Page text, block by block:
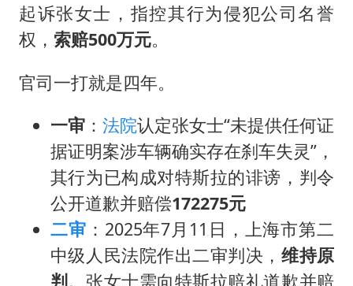
起诉张女士，指控其行为侵犯公司名誉
权， 索赔500万元。
官司一打就是四年。
一审： 法院认定张女士“未提供任何证
据证明案涉车辆确实存在刹车失灵”，
其行为已构成对特斯拉的诽谤，判令
公开道歉并赔偿172275元
二审 ：2025年7月11日，上海市第二
中级人民法院作出二审判决，维持原
判。张女士需向特斯拉赔礼道歉并赔